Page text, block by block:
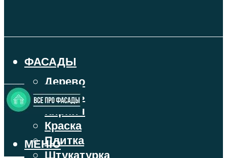
ФАСАДЫ
Дерево
Камень
Кирпич
Краска
Плитка
Штукатурка
МЕНЮ